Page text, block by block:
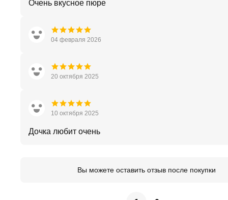
Очень вкусное пюре
04 февраля 2026
20 октября 2025
10 октября 2025
Дочка любит очень
Вы можете оставить отзыв после покупки